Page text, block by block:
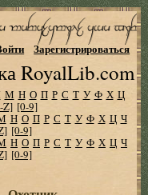
RoyalLib.com
Зарегистрироваться
М Н О П Р С Т У Ф Х Ц
Z] [0-9]
Н О П Р С Т У Ф Х Ц Ч
[0-9]
Н О П Р С Т У Ф Х Ц Ч
[0-9]